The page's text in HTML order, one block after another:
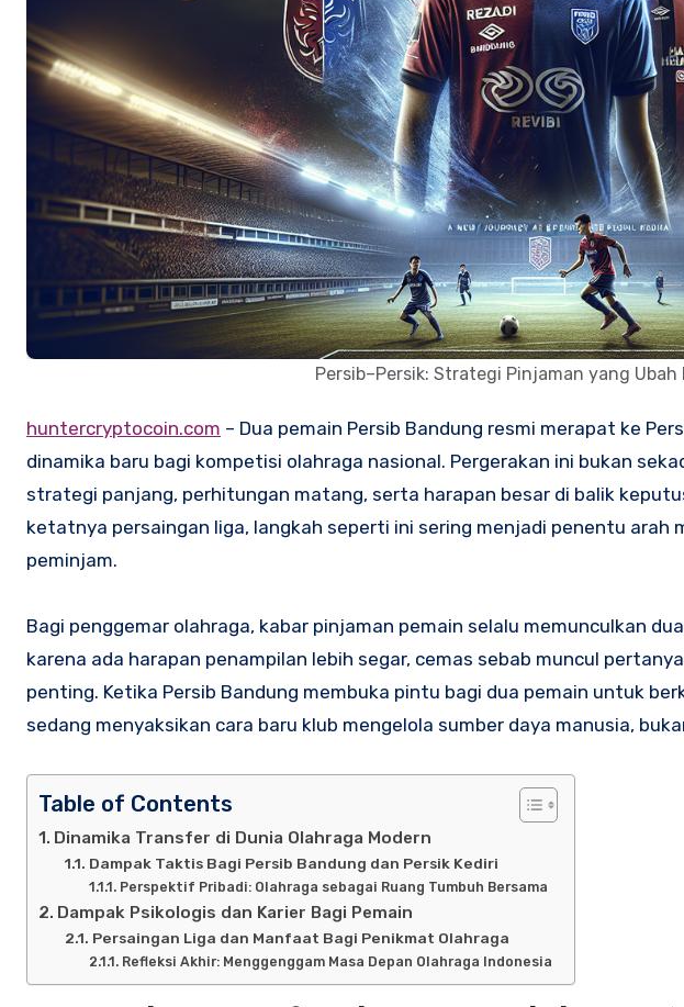
Persib–Persik: Strategi Pinjaman yang Ubah
huntercryptocoin.com – Dua pemain Persib Bandung resmi merapat ke
dinamika baru bagi kompetisi olahraga nasional. Pergerakan ini bukan
strategi panjang, perhitungan matang, serta harapan besar di balik
ketatnya persaingan liga, langkah seperti ini sering menjadi penentu arah
peminjam.
Bagi penggemar olahraga, kabar pinjaman pemain selalu memunculkan
karena ada harapan penampilan lebih segar, cemas sebab muncul
penting. Ketika Persib Bandung membuka pintu bagi dua pemain untuk
sedang menyaksikan cara baru klub mengelola sumber daya manusia,
Table of Contents
Dinamika Transfer di Dunia Olahraga Modern
Dampak Taktis Bagi Persib Bandung dan Persik Kediri
Perspektif Pribadi: Olahraga sebagai Ruang Tumbuh Bersama
Dampak Psikologis dan Karier Bagi Pemain
Persaingan Liga dan Manfaat Bagi Penikmat Olahraga
Refleksi Akhir: Menggenggam Masa Depan Olahraga Indonesia